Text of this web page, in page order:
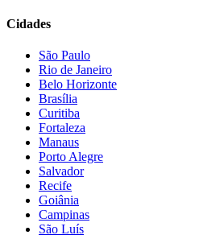
Cidades
São Paulo
Rio de Janeiro
Belo Horizonte
Brasília
Curitiba
Fortaleza
Manaus
Porto Alegre
Salvador
Recife
Goiânia
Campinas
São Luís